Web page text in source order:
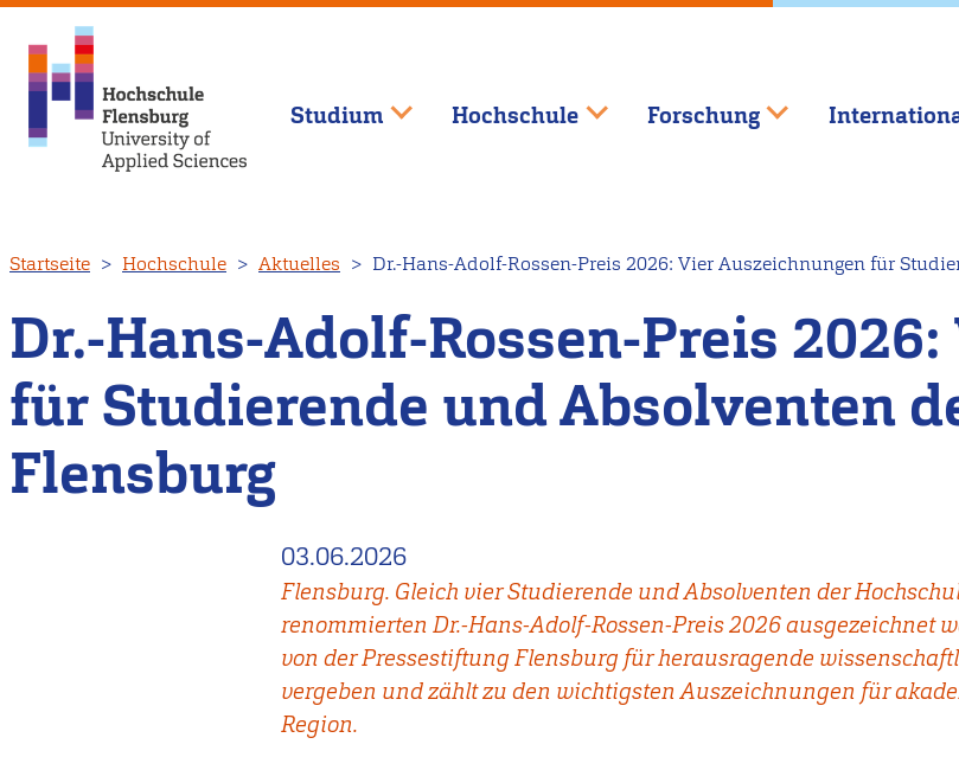
zum
Inhalt
Studium Hochschule Forschung
Startseite Hochschule Aktuelles Dr.-Hans-Adolf-Rossen-Preis 2026: Vier Auszeichnungen für
Dr.-Hans-Adolf-Rossen-Preis
für Studierende und Absolventen
Flensburg
03.06.2026
Flensburg. Gleich vier Studierende und Absolventen der
renommierten Dr.-Hans-Adolf-Rossen-Preis 2026 ausgezeichnet
von der Pressestiftung Flensburg für herausragende
vergeben und zählt zu den wichtigsten Auszeichnungen für
Region.